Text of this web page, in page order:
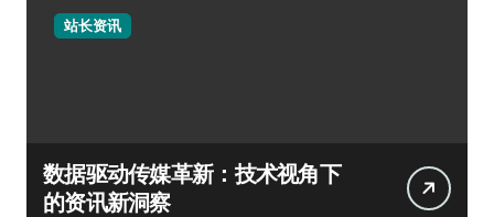
站长资讯
数据驱动传媒革新：技术视角下
的资讯新洞察